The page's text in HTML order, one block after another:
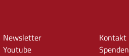
Newsletter
Youtube
Kontakt
Spenden